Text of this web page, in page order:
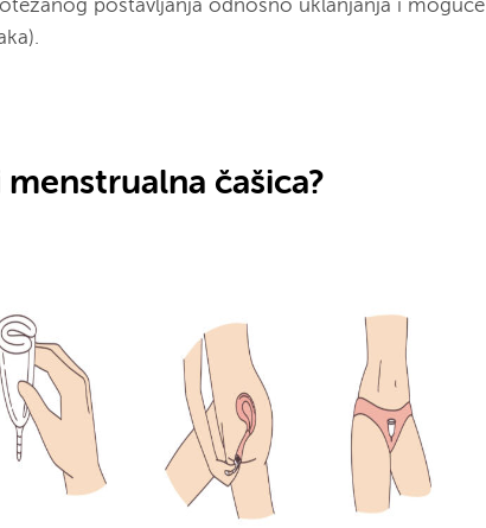
postavljanja odnosno uklanjanja i moguće
čašica?